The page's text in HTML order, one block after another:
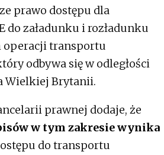
prawo dostępu dla
do załadunku i rozładunku
operacji transportu
odbywa się w odległości
Wielkiej Brytanii.
prawnej dodaje, że
w tym zakresie wynika
do transportu